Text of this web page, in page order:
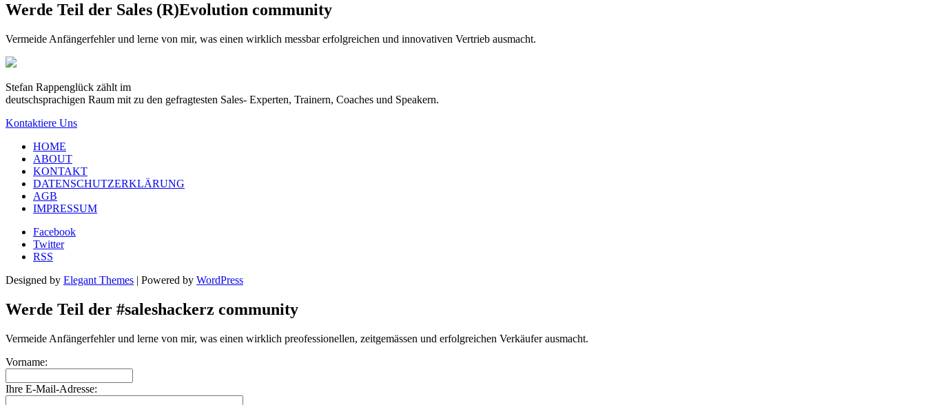
Werde Teil der Sales (R)Evolution community
Vermeide Anfängerfehler und lerne von mir, was einen wirklich messbar erfolgreichen und innovativen Vertrieb ausmacht.
Stefan Rappenglück zählt im
deutschsprachigen Raum mit zu den gefragtesten Sales- Experten, Trainern, Coaches und Speakern.
Kontaktiere Uns
HOME
ABOUT
KONTAKT
DATENSCHUTZERKLÄRUNG
AGB
IMPRESSUM
Facebook
Twitter
RSS
Designed by Elegant Themes | Powered by WordPress
Werde Teil der #saleshackerz community
Vermeide Anfängerfehler und lerne von mir, was einen wirklich preofessionellen, zeitgemässen und erfolgreichen Verkäufer ausmacht.
Vorname:
Ihre E-Mail-Adresse: